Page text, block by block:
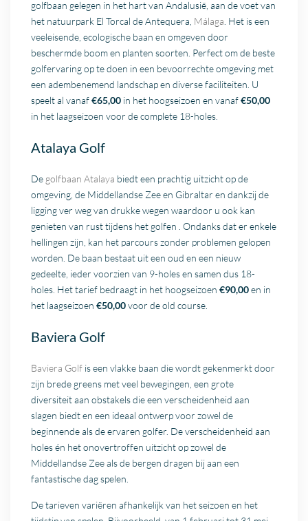
golfbaan gelegen in het hart van Andalusië, aan de voet van
het natuurpark El Torcal de Antequera, Málaga . Het is een
veeleisende, ecologische baan en omgeven door
beschermde boom en planten soorten. Perfect om de beste
golfervaring op te doen in een bevoorrechte omgeving met
een adembenemend landschap en diverse faciliteiten. U
speelt al vanaf€65,00 in het hoogseizoen en vanaf€50,00
in het laagseizoen voor de complete 18-holes.
Atalaya Golf
De golfbaan Atalaya biedt een prachtig uitzicht op de
omgeving, de Middellandse Zee en Gibraltar en dankzij de
ligging ver weg van drukke wegen waardoor u ook kan
genieten van rust tijdens het golfen . Ondanks dat er enkele
hellingen zijn, kan het parcours zonder problemen gelopen
worden. De baan bestaat uit een oud en een nieuw
gedeelte, ieder voorzien van 9-holes en samen dus 18-
holes. Het tarief bedraagt in het hoogseizoen€90,00en in
het laagseizoen€50,00voor de old course.
Baviera Golf
Baviera Golf is een vlakke baan die wordt gekenmerkt door
zijn brede greens met veel bewegingen, een grote
diversiteit aan obstakels die een verscheidenheid aan
slagen biedt en een ideaal ontwerp voor zowel de
beginnende als de ervaren golfer. De verscheidenheid aan
holes én het onovertroffen uitzicht op zowel de
Middellandse Zee als de bergen dragen bij aan een
fantastische dag spelen.
De tarieven variëren afhankelijk van het seizoen en het